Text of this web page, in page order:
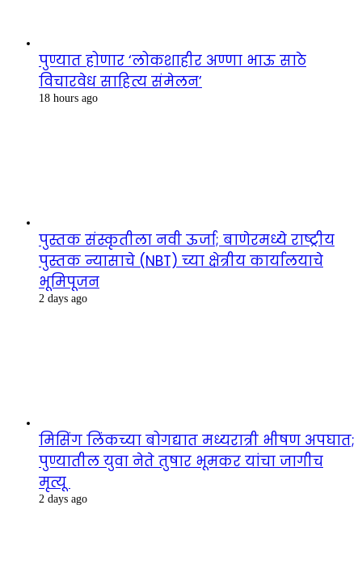
पुण्यात होणार ‘लोकशाहीर अण्णा भाऊ साठे
विचारवेध साहित्य संमेलन’
18 hours ago
पुस्तक संस्कृतीला नवी ऊर्जा; बाणेरमध्ये राष्ट्रीय
पुस्तक न्यासाचे (NBT) च्या क्षेत्रीय कार्यालयाचे
भूमिपूजन
2 days ago
मिसिंग लिंकच्या बोगद्यात मध्यरात्री भीषण अपघात;
पुण्यातील युवा नेते तुषार भूमकर यांचा जागीच
मृत्यू
2 days ago